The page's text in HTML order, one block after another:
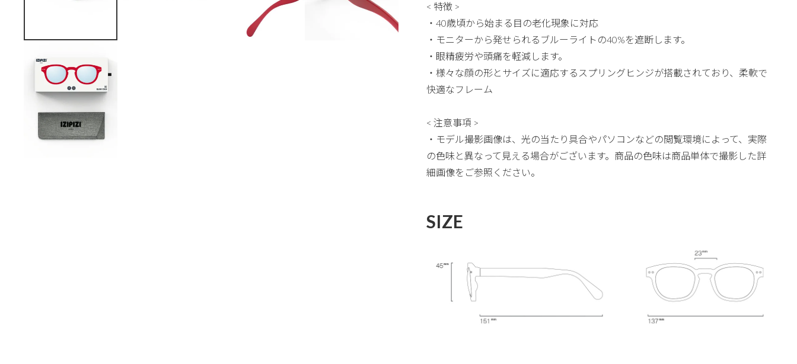
< 特徴 >
・40歳頃から始まる目の老化現象に対応
・モニターから発せられるブルーライトの40%を遮断します。
・眼精疲労や頭痛を軽減します。
・様々な顔の形とサイズに適応するスプリングヒンジが搭載されており、柔軟で
快適なフレーム
< 注意事項 >
・モデル撮影画像は、光の当たり具合やパソコンなどの閲覧環境によって、実際
の色味と異なって見える場合がございます。商品の色味は商品単体で撮影した詳
細画像をご参照ください。
SIZE